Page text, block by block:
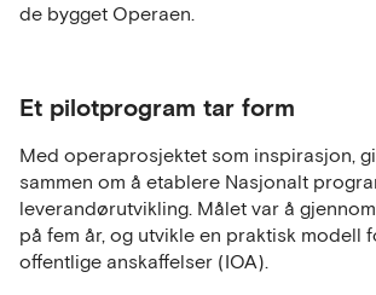
de bygget Operaen.
Et pilotprogram tar form
Med operaprosjektet som inspirasjon,
sammen om å etablere Nasjonalt
leverandørutvikling. Målet var å
på fem år, og utvikle en praktisk modell
offentlige anskaffelser (IOA).